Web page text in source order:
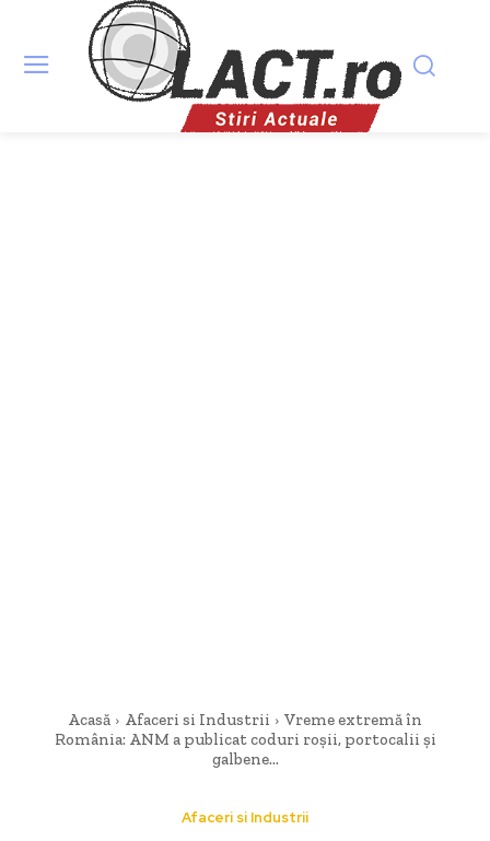
Acasă Afaceri si Industrii
Vreme extremă în
România: ANM a publicat coduri roșii, portocalii și
galbene...
Afaceri si Industrii